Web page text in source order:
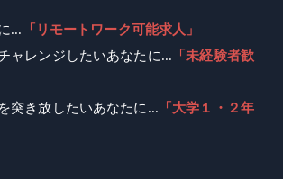
... 「リモートワーク可能求人」
ャレンジしたいあなたに... 「未経験者歓
突き放したいあなたに... 「大学１・２年